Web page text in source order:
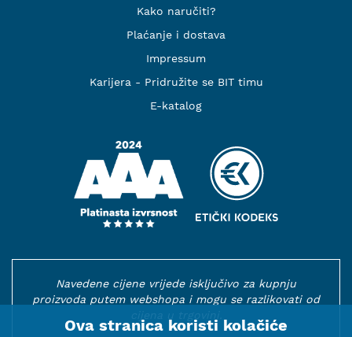
Kako naručiti?
Plaćanje i dostava
Impressum
Karijera - Pridružite se BIT timu
E-katalog
Navedene cijene vrijede isključivo za kupnju
proizvoda putem webshopa i mogu se razlikovati od
Ova stranica koristi kolačiće